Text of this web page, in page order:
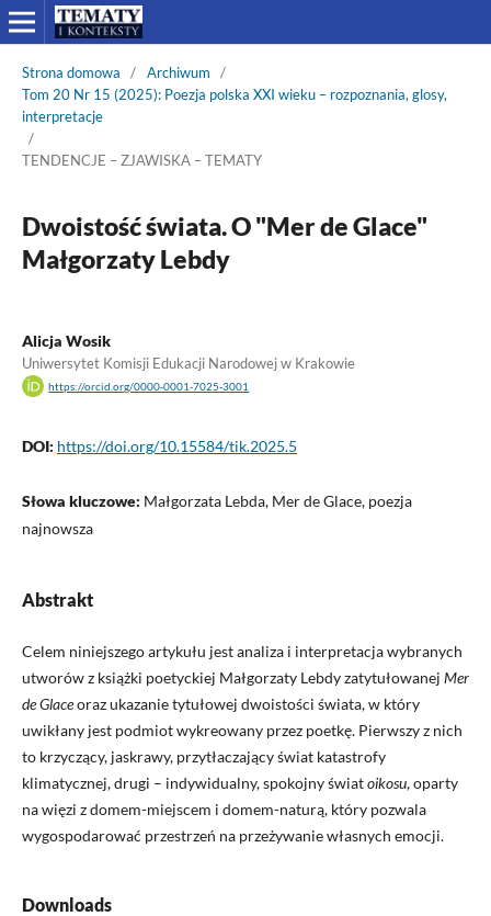
Strona domowa / Archiwum
/
Tom 20 Nr 15 (2025): Poezja polska XXI wieku – rozpoznania, glosy,
interpretacje
/
TENDENCJE – ZJAWISKA – TEMATY
Dwoistość świata. O "Mer de Glace"
Małgorzaty Lebdy
Alicja Wosik
Uniwersytet Komisji Edukacji Narodowej w Krakowie
https://orcid.org/0000-0001-7025-3001
DOI: https://doi.org/10.15584/tik.2025.5
Słowa kluczowe: Małgorzata Lebda, Mer de Glace, poezja
najnowsza
Abstrakt
Celem niniejszego artykułu jest analiza i interpretacja wybranych
utworów z książki poetyckiej Małgorzaty Lebdy zatytułowanej Mer
de Glaceoraz ukazanie tytułowej dwoistości świata, w który
uwikłany jest podmiot wykreowany przez poetkę. Pierwszy z nich
to krzyczący, jaskrawy, przytłaczający świat katastrofy
klimatycznej, drugi – indywidualny, spokojny światoikosu, oparty
na więzi z domem-miejscem i domem-naturą, który pozwala
wygospodarować przestrzeń na przeżywanie własnych emocji.
Downloads